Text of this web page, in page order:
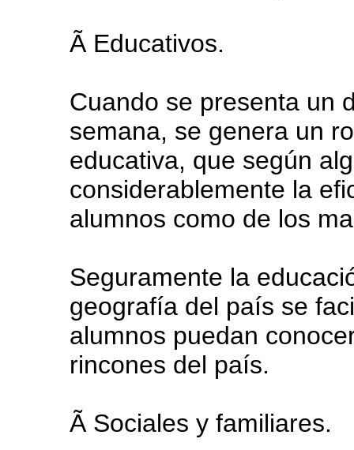
Ã Educativos.
Cuando se presenta un
semana, se genera un
educativa, que según
considerablemente la
alumnos como de los
Seguramente la
geografía del país se
alumnos puedan
rincones del país.
Ã Sociales y familiares.